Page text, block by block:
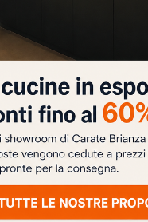
OSPITI HELSINKI